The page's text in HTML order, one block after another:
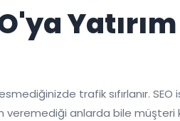
trafik sıfırlanır.
anlarda bile müşteri